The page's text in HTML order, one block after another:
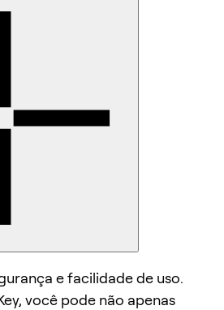
e facilidade de uso.
você pode não apenas